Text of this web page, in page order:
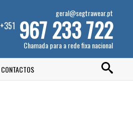
geral@segtrawear.pt
+351 967 233 722
Chamada para a rede fixa nacional
CONTACTOS